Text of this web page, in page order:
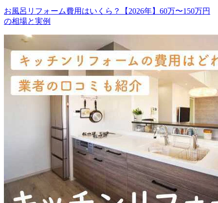
お風呂リフォーム費用はいくら？【2026年】60万〜150万円
の相場と実例